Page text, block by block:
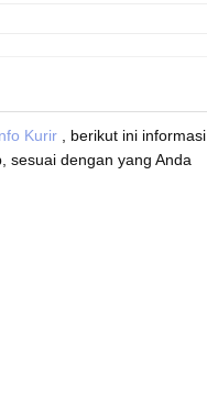
Kurir
, berikut ini informasi
sesuai dengan yang Anda